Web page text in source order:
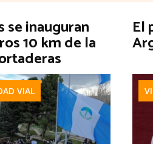
se inauguran
10 km de la
VIAL
El